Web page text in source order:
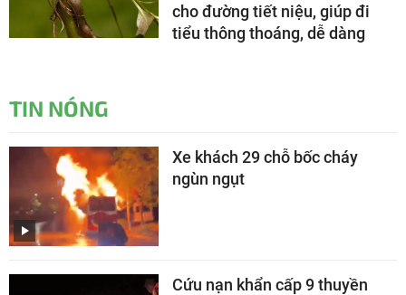
cho đường tiết niệu, giúp đi
tiểu thông thoáng, dễ dàng
TIN NÓNG
Xe khách 29 chỗ bốc cháy
ngùn ngụt
Cứu nạn khẩn cấp 9 thuyền